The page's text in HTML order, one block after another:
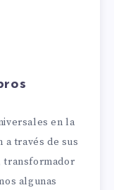
en la
a través de sus
transformador
algunas